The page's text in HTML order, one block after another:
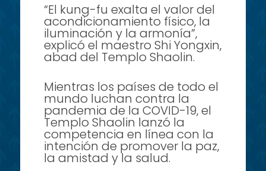
“El kung-fu exalta el valor del
acondicionamiento físico, la
iluminación y la armonía”,
explicó el maestro Shi Yongxin,
abad del Templo Shaolin.
Mientras los países de todo el
mundo luchan contra la
pandemia de la COVID-19, el
Templo Shaolin lanzó la
competencia en línea con la
intención de promover la paz,
la amistad y la salud.